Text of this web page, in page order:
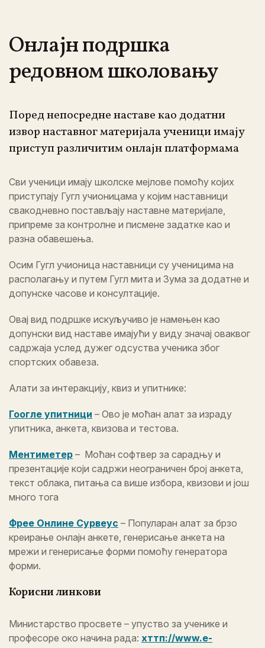
Онлајн подршка
редовном школовању
Поред непосредне наставе као додатни
извор наставног материјала ученици имају
приступ различитим онлајн платформама
Сви ученици имају школске мејлове помоћу којих
приступају Гугл учионицама у којим наставници
свакодневно постављају наставне материјале,
припреме за контролне и писмене задатке као и
разна обавешења.
Осим Гугл учионица наставници су ученицима на
располагању и путем Гугл мита и Зума за додатне и
допунске часове и консултације.
Овај вид подршке искуључиво је намењен као
допунски вид наставе имајући у виду значај оваквог
садржаја услед дужег одсуства ученика због
спортских обавеза.
Алати за интеракцију, квиз и упитнике:
Гоогле упитници – Ово је моћан алат за израду
упитника, анкета, квизова и тестова.
Ментиметер – Моћан софтвер за сарадњу и
презентације који садржи неограничен број анкета,
текст облака, питања са више избора, квизови и још
много тога
Фрее Онлине Сурвеyс – Популаран алат за брзо
креирање онлајн анкете, генерисање анкета на
мрежи и генерисање форми помоћу генератора
форми.
Корисни линкови
Министарство просвете – упуство за ученике и
професоре око начина рада: хттп://www.е-